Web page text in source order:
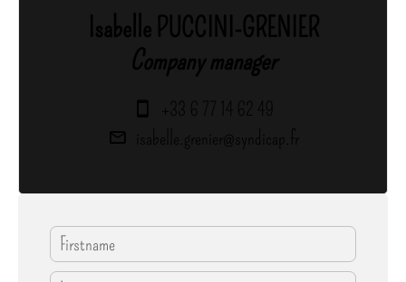
Isabelle PUCCINI-GRENIER
Company manager
+33 6 77 14 62 49
isabelle.grenier@syndicap.fr